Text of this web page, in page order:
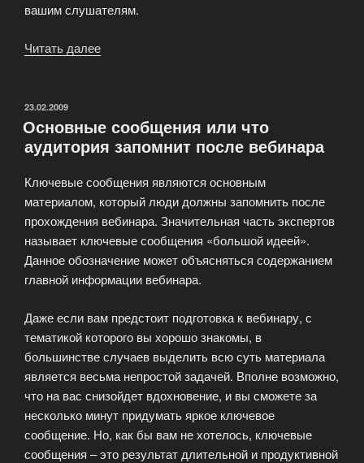
вашим слушателям.
Читать далее
правила»
ОПУБЛИКОВАНО
23.02.2009
Основные сообщения или что
аудитория запомнит после вебинара
Ключевые сообщения являются основным
материалом, который люди должны запомнить после
прохождения вебинара. Значительная часть экспертов
называет ключевые сообщения «большой идеей».
Данное обозначение может объясняться содержанием
главной информации вебинара.
Даже если вам предстоит подготовка к вебинару, с
тематикой которого вы хорошо знакомы, в
большинстве случаев выделить всю суть материала
является весьма непростой задачей. Вполне возможно,
что на вас снизойдет вдохновение, и вы сможете за
несколько минут придумать яркое ключевое
сообщение. Но, как бы вам не хотелось, ключевые
сообщения – это результат длительной и продуктивной